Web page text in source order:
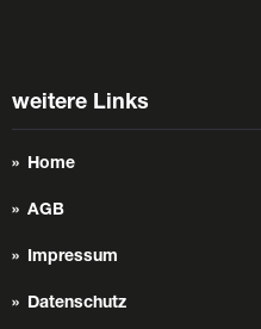
weitere Links
Home
AGB
Impressum
Datenschutz